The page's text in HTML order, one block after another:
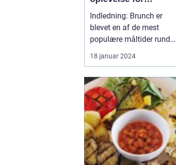
eventyrrejsende og
backpackere
Indledning: Brunch er
blevet en af de mest
populære måltider rundt
omkring i verden, og
Hillerød er ingen
kendt for sin rige historie
og smukke natur, tilbyder
også et bredt udvalg af
lækre brunchsteder, der
tiltaler både eve...
18 januar 2024